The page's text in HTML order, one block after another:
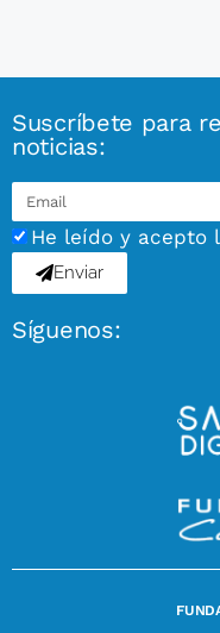
Suscríbete para
noticias:
He leído y acepto
Enviar
Síguenos: